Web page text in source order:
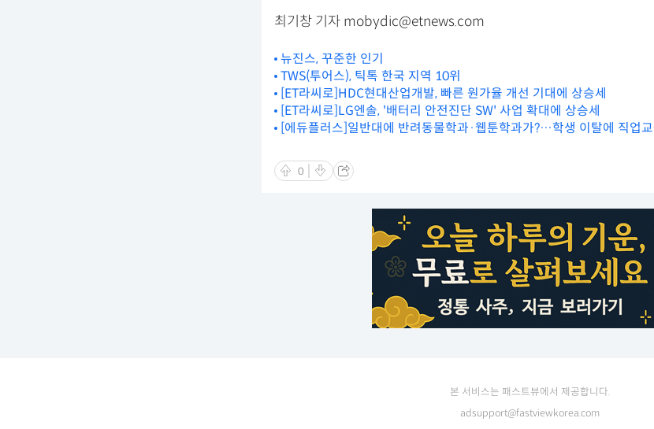
최기창 기자 mobydic@etnews.com
뉴진스, 꾸준한 인기
TWS(투어스), 틱톡 한국 지역 10위
[ET라씨로]HDC현대산업개발, 빠른 원가율 개선 기대에 상승세
[ET라씨로]LG엔솔, '배터리 안전진단 SW' 사업 확대에 상승세
[에듀플러스]일반대에 반려동물학과·웹툰학과가?…학생 이탈에 직업
0
본 서비스는 패스트뷰에서 제공합니다.
adsupport@fastviewkorea.com